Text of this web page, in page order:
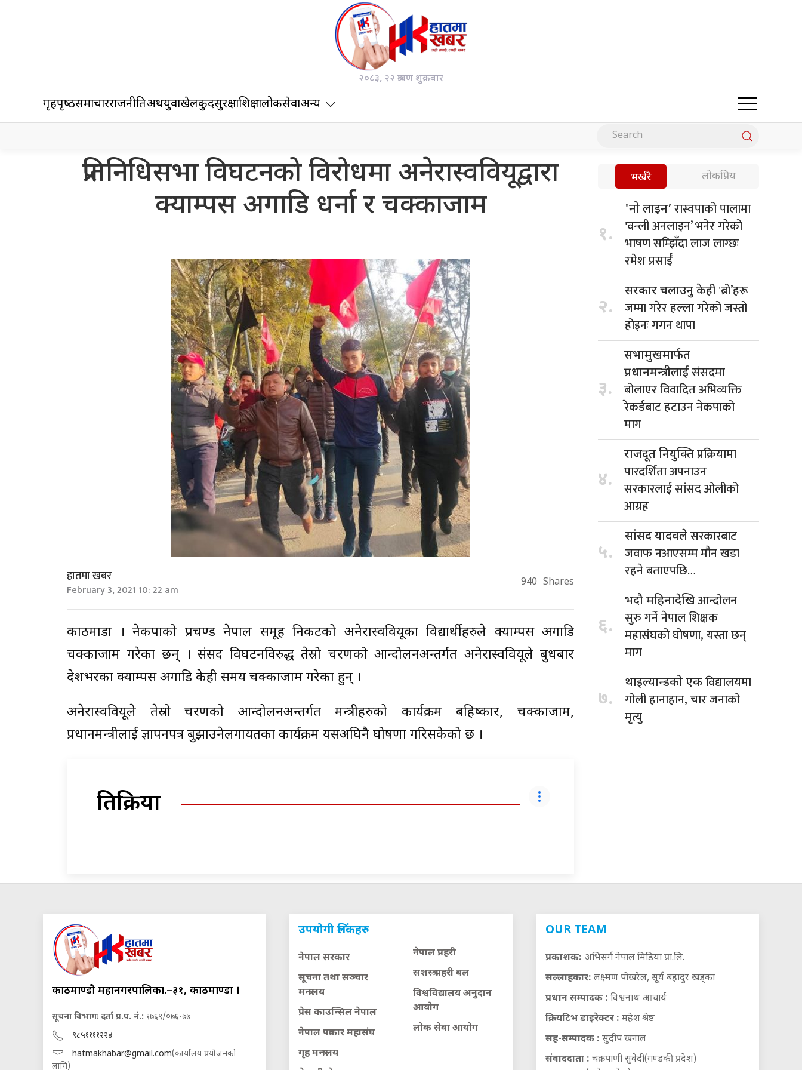
२०८३, २२ श्रावण शुक्रबार
गृहपृष्‍ठसमाचारराजनीतिअर्थयुवाखेलकुदसुरक्षाशिक्षालोकसेवाअन्य
प्रतिनिधिसभा विघटनको विरोधमा अनेरास्ववियूद्वारा
क्याम्पस अगाडि धर्ना र चक्काजाम
हातमा खबर
February 3, 2021 10: 22 am 940 Shares
काठमाडौं । नेकपाको प्रचण्ड नेपाल समूह निकटको अनेरास्ववियूका विद्यार्थीहरुले क्याम्पस अगाडि
चक्काजाम गरेका छन् । संसद विघटनविरुद्ध तेस्रो चरणको आन्दोलनअन्तर्गत अनेरास्ववियूले बुधबार
देशभरका क्याम्पस अगाडि केही समय चक्काजाम गरेका हुन् ।
अनेरास्ववियूले तेस्रो चरणको आन्दोलनअन्तर्गत मन्त्रीहरुको कार्यक्रम बहिष्कार, चक्काजाम,
प्रधानमन्त्रीलाई ज्ञापनपत्र बुझाउनेलगायतका कार्यक्रम यसअघिनै घोषणा गरिसकेको छ ।
प्रतिक्रिया
भर्खरै लोकप्रिय
१.
'नो लाइन’ रास्वपाको पालामा
'वन्ली अनलाइन’ भनेर गरेको
भाषण सम्झिँदा लाज लाग्छः
रमेश प्रसाईँ
२.
सरकार चलाउनुकेही 'ब्रो’हरू
जम्मा गरेर हल्ला गरेको जस्तो
होइनः गगन थापा
३.
सभामुखमार्फत
प्रधानमन्त्रीलाईसंसदमा
बोलाएर विवादित अभिव्यक्ति
रेकर्डबाट हटाउन नेकपाको
माग
४.
राजदूत नियुक्तिप्रक्रियामा
पारदर्शिता अपनाउन
सरकारलाई सांसद ओलीको
आग्रह
५.
सांसद यादवलेसरकारबाट
जवाफ नआएसम्म मौन खडा
रहने बताएपछि…
६.
भदौ महिनादेखिआन्दोलन
सुरु गर्ने नेपाल शिक्षक
महासंघको घोषणा, यस्ता छन्
माग
७.
थाइल्यान्डको एकविद्यालयमा
गोली हानाहान, चार जनाको
मृत्यु
काठमाण्डौ महानगरपालिका.–३१, काठमाण्डौं ।
सूचना विभागः दर्ता प्र.प. नं.: १७६९/०७६-७७
९८५११११२२४
hatmakhabar@gmail.com(कार्यालय प्रयोजनको
लागि)
उपयोगी लिंकहरु
नेपाल सरकार
सूचना तथा सञ्चार
मन्त्रालय
प्रेस काउन्सिल नेपाल
नेपाल पत्रकार महासंघ
गृह मन्त्रालय
नेपाल प्रहरी
सशस्त्र प्रहरी बल
विश्वविद्यालय अनुदान
आयाेग
लाेक सेवा आयाेग
OUR TEAM
प्रकाशक: अभिसर्ग नेपाल मिडिया प्रा.लि.
सल्लाहकार: लक्ष्मण पोखरेल, सूर्य बहादुर खड्का
प्रधान सम्पादक : विश्वनाथ आचार्य
क्रियटिभ डाइरेक्टर : महेश श्रेष्ठ
सह-सम्पादक : सुदीप खनाल
संवाददाता : चक्रपाणी सुवेदी(गण्डकी प्रदेश)